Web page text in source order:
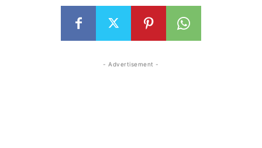
- Advertisement -